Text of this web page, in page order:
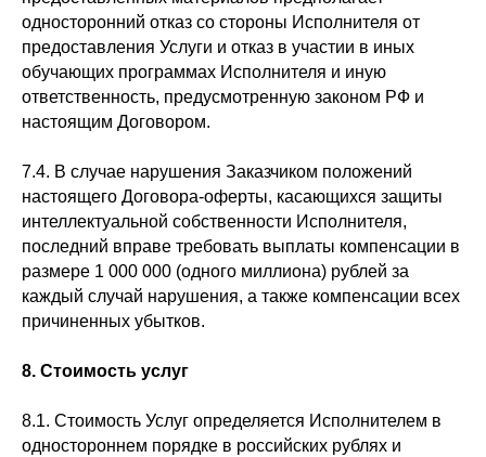
односторонний отказ со стороны Исполнителя от
предоставления Услуги и отказ в участии в иных
обучающих программах Исполнителя и иную
ответственность, предусмотренную законом РФ и
настоящим Договором.
7.4. В случае нарушения Заказчиком положений
настоящего Договора-оферты, касающихся защиты
интеллектуальной собственности Исполнителя,
последний вправе требовать выплаты компенсации в
размере 1 000 000 (одного миллиона) рублей за
каждый случай нарушения, а также компенсации всех
причиненных убытков.
8. Стоимость услуг
8.1. Стоимость Услуг определяется Исполнителем в
одностороннем порядке в российских рублях и